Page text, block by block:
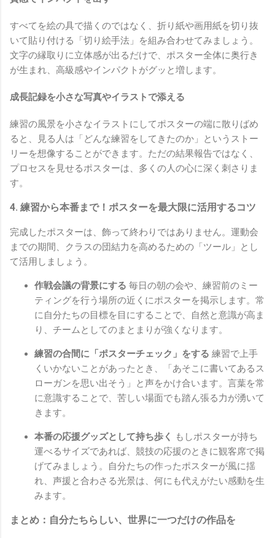
すべてを絵の具で描くのではなく、折り紙や画用紙を切り抜
いて貼り付ける「切り絵手法」を組み合わせてみましょう。
文字の縁取りに立体感が出るだけで、ポスター全体に奥行き
が生まれ、高級感やインパクトがグッと増します。
成長記録を小さな写真やイラストで添える
練習の風景を小さなイラストにしてポスターの端に散りばめ
ると、見る人は「どんな練習をしてきたのか」というストー
リーを想像することができます。ただの結果報告ではなく、
プロセスを見せるポスターは、多くの人の心に深く刺さりま
す。
4. 練習から本番まで！ポスターを最大限に活用するコツ
完成したポスターは、飾って終わりではありません。運動会
までの期間、クラスの団結力を高めるための「ツール」とし
て活用しましょう。
作戦会議の背景にする 毎日の朝の会や、練習前のミー
ティングを行う場所の近くにポスターを掲示します。常
に自分たちの目標を目にすることで、自然と意識が高ま
り、チームとしてのまとまりが強くなります。
練習の合間に「ポスターチェック」をする 練習で上手
くいかないことがあったとき、「あそこに書いてあるス
ローガンを思い出そう」と声をかけ合います。言葉を常
に意識することで、苦しい場面でも踏ん張る力が湧いて
きます。
本番の応援グッズとして持ち歩く
もしポスターが持ち
運べるサイズであれば、競技の応援のときに観客席で掲
げてみましょう。自分たちの作ったポスターが風に揺
れ、声援と合わさる光景は、何にも代えがたい感動を生
みます。
まとめ：自分たちらしい、世界に一つだけの作品を